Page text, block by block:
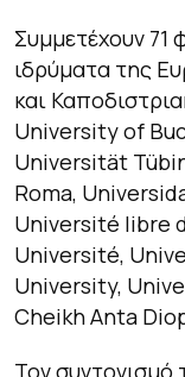
Συμμετέχουν 71
ιδρύματα της
και
University of
Universität
Roma,
Université libre
Université,
University,
Cheikh Anta
Τον συντονισμό